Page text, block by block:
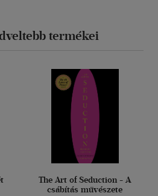
termékei
The Art of Seduction - A
csábítás művészete